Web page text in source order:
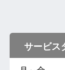
サービス